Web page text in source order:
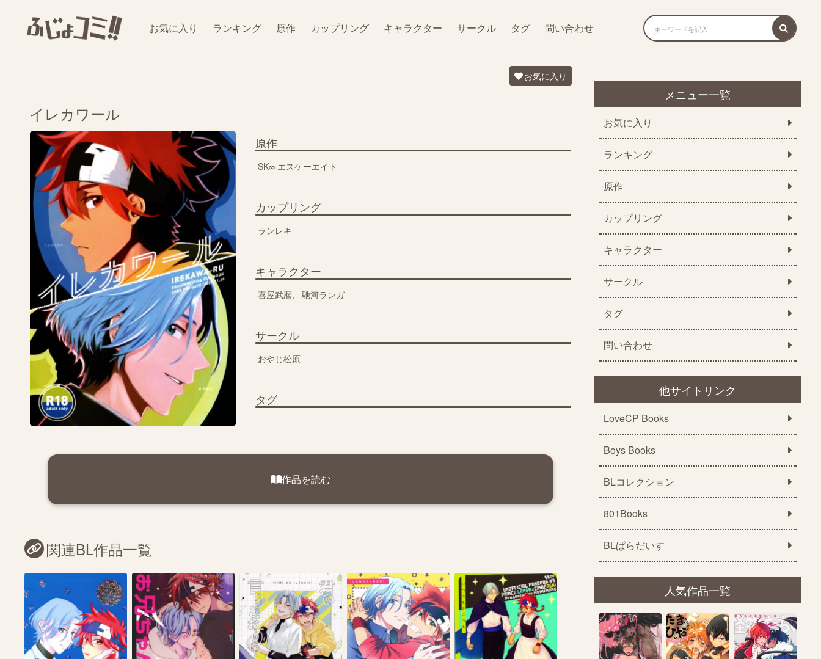
お気に入り ランキング 原作 カップリング キャラクター サークル タグ 問い合わせ
お気に入り
イレカワール
原作
SK∞ エスケーエイト
カップリング
ランレキ
キャラクター
喜屋武暦 馳河ランガ
サークル
おやじ松原
タグ
作品を読む
関連BL作品一覧
メニュー一覧
お気に入り
ランキング
原作
カップリング
キャラクター
サークル
タグ
問い合わせ
他サイトリンク
LoveCP Books
Boys Books
BLコレクション
801Books
BLぱらだいす
人気作品一覧